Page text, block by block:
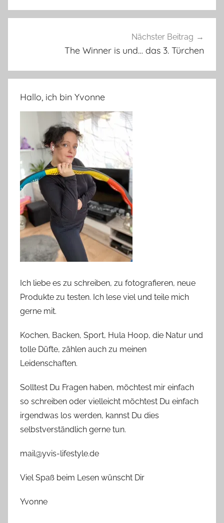
Nächster Beitrag
The Winner is und… das 3. Türchen
Hallo, ich bin Yvonne
Ich liebe es zu schreiben, zu fotografieren, neue
Produkte zu testen. Ich lese viel und teile mich
gerne mit.
Kochen, Backen, Sport, Hula Hoop, die Natur und
tolle Düfte, zählen auch zu meinen
Leidenschaften.
Solltest Du Fragen haben, möchtest mir einfach
so schreiben oder vielleicht möchtest Du einfach
irgendwas los werden, kannst Du dies
selbstverständlich gerne tun.
mail@yvis-lifestyle.de
Viel Spaß beim Lesen wünscht Dir
Yvonne